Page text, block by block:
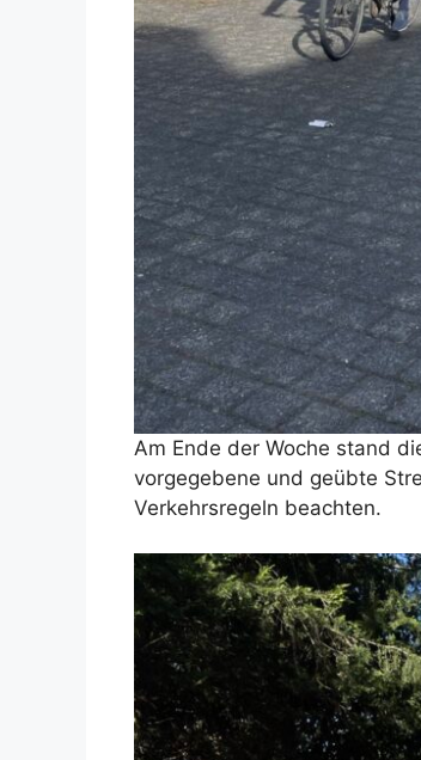
Am Ende der Woche stand
vorgegebene und geübte
Verkehrsregeln beachten.